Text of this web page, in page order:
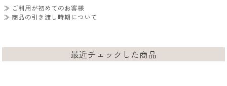
≫ ご利用が初めてのお客様
≫ 商品の引き渡し時期について
最近チェックした商品